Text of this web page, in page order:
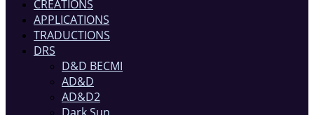
CRÉATIONS
APPLICATIONS
TRADUCTIONS
DRS
D&D BECMI
AD&D
AD&D2